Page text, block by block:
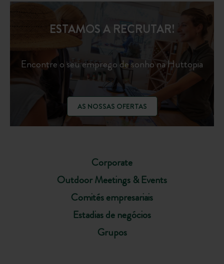
Corporate
Outdoor Meetings & Events
Comités empresariais
Estadias de negócios
Grupos
ESTAMOS A RECRUTAR!
Encontre o seu emprego de sonho na Huttopia
AS NOSSAS OFERTAS